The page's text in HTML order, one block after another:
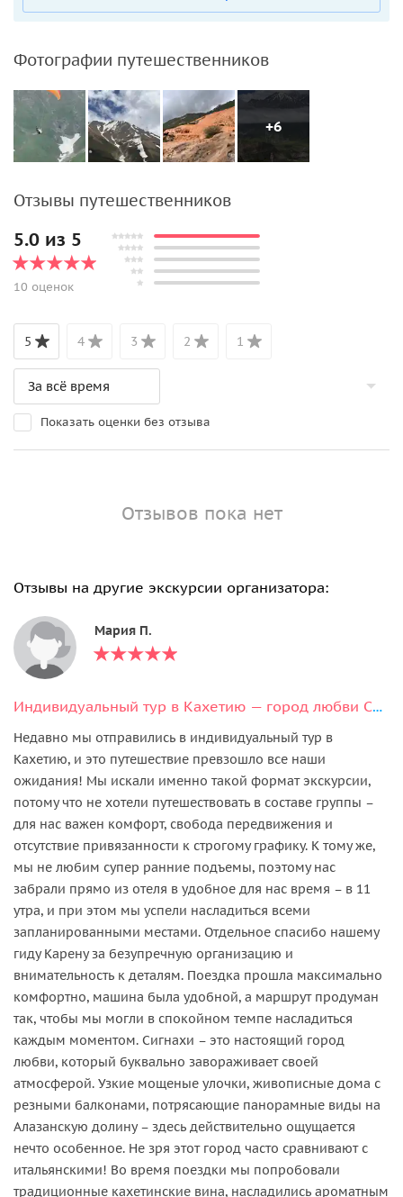
Фотографии путешественников
+6
Отзывы путешественников
5.0 из 5
10 оценок
5 4 3 2 1
Показать оценки без отзыва
Отзывов пока нет
Отзывы на другие экскурсии организатора:
Мария П.
Индивидуальный тур в Кахетию — город любви Сигнахи
Недавно мы отправились в индивидуальный тур в
Кахетию, и это путешествие превзошло все наши
ожидания! Мы искали именно такой формат экскурсии,
потому что не хотели путешествовать в составе группы –
для нас важен комфорт, свобода передвижения и
отсутствие привязанности к строгому графику. К тому же,
мы не любим супер ранние подъемы, поэтому нас
забрали прямо из отеля в удобное для нас время – в 11
утра, и при этом мы успели насладиться всеми
запланированными местами. Отдельное спасибо нашему
гиду Карену за безупречную организацию и
внимательность к деталям. Поездка прошла максимально
комфортно, машина была удобной, а маршрут продуман
так, чтобы мы могли в спокойном темпе насладиться
каждым моментом. Сигнахи – это настоящий город
любви, который буквально завораживает своей
атмосферой. Узкие мощеные улочки, живописные дома с
резными балконами, потрясающие панорамные виды на
Алазанскую долину – здесь действительно ощущается
нечто особенное. Не зря этот город часто сравнивают с
итальянскими! Во время поездки мы попробовали
традиционные кахетинские вина, насладились ароматным